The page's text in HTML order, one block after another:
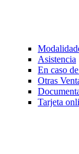
Asistencia
En caso
Otras
Tarjeta